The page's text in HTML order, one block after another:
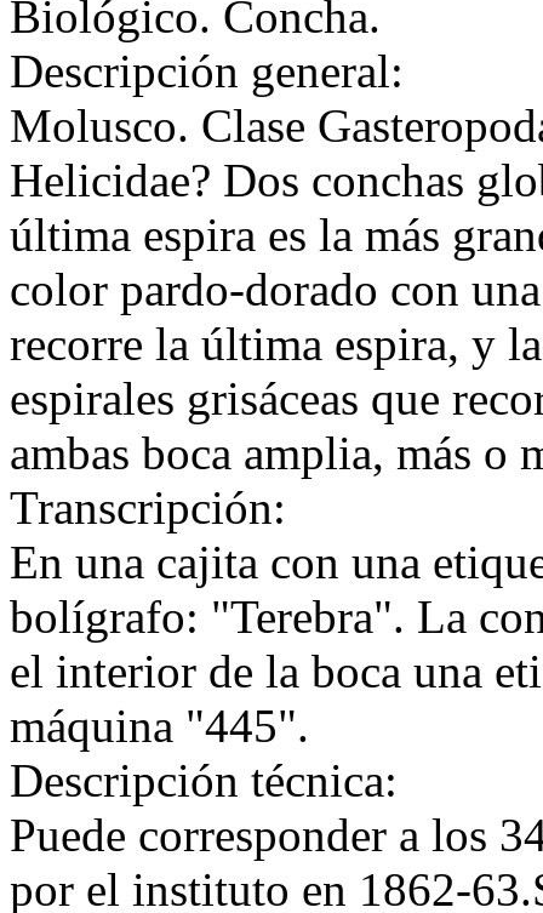
Biológico. Concha.
Descripción general:
Molusco. Clase
Helicidae? Dos conchas
última espira es la más
color pardo-dorado con
recorre la última espira, y
espirales grisáceas que
ambas boca amplia, más o
Transcripción:
En una cajita con una
bolígrafo: "Terebra". La
el interior de la boca una
máquina "445".
Descripción técnica:
Puede corresponder a los
por el instituto en 1862-